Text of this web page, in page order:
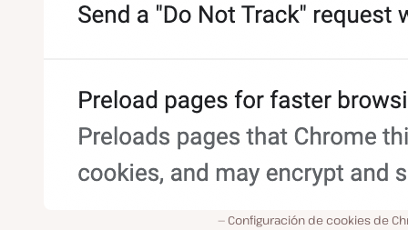
Configuración de cookies de